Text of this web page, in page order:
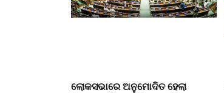
ଲୋକସଭାରେ ଅନୁମୋଦିତ ହେଲା